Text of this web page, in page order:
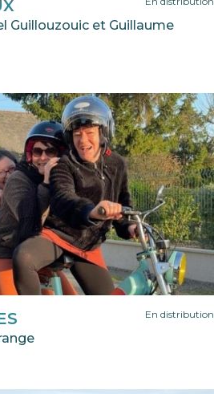
Guillouzouic et Guillaume
En distribution